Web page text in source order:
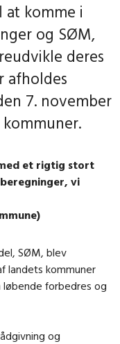
komme i
og SØM,
deres
afholdes
7. november
et rigtig stort
vi
SØM, blev
landets kommuner
forbedres og
og